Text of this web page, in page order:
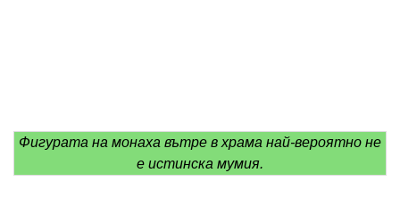
Фигурата на монаха вътре в храма най-вероятно не
е истинска мумия.